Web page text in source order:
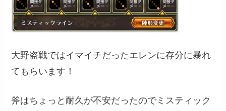
大野盗戦ではイマイチだったエレンに存分に暴れ
てもらいます！
斧はちょっと耐久が不安だったのでミスティック